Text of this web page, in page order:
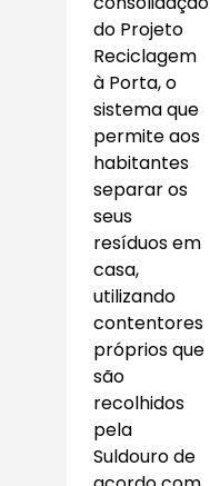
do Projeto
Reciclagem
à Porta, o
sistema que
permite aos
habitantes
separar os
seus
resíduos em
casa,
utilizando
contentores
próprios que
são
recolhidos
pela
Suldouro de